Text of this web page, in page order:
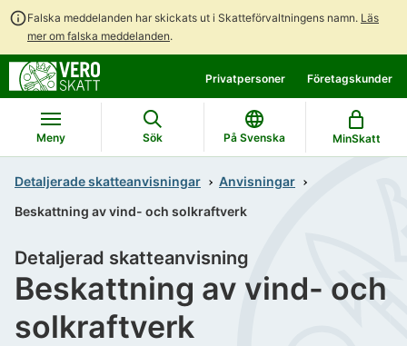
Falska meddelanden har skickats ut i Skatteförvaltningens namn. Läs
mer om falska meddelanden.
direkt
till
innehållet
till
hela
webbplatsens
sökning
Privatpersoner Företagskunder
Meny Sök På Svenska MinSkatt
Detaljerade skatteanvisningar
Anvisningar
Beskattning av vind- och solkraftverk
Beskattning av vind- och
solkraftverk
Detaljerad skatteanvisning